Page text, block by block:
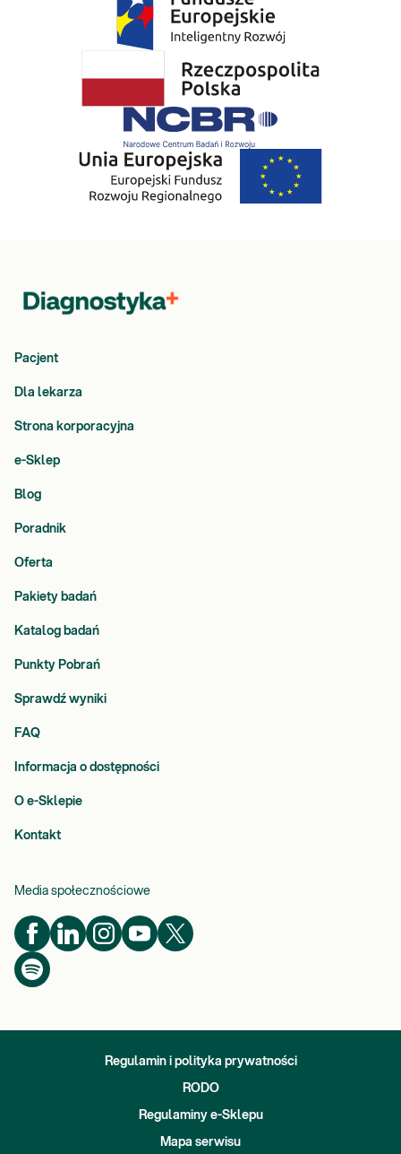
Pacjent
Dla lekarza
Strona korporacyjna
e-Sklep
Blog
Poradnik
Oferta
Pakiety badań
Katalog badań
Punkty Pobrań
Sprawdź wyniki
FAQ
Informacja o dostępności
O e-Sklepie
Kontakt
Media społecznościowe
Regulamin i polityka prywatności
RODO
Regulaminy e-Sklepu
Mapa serwisu